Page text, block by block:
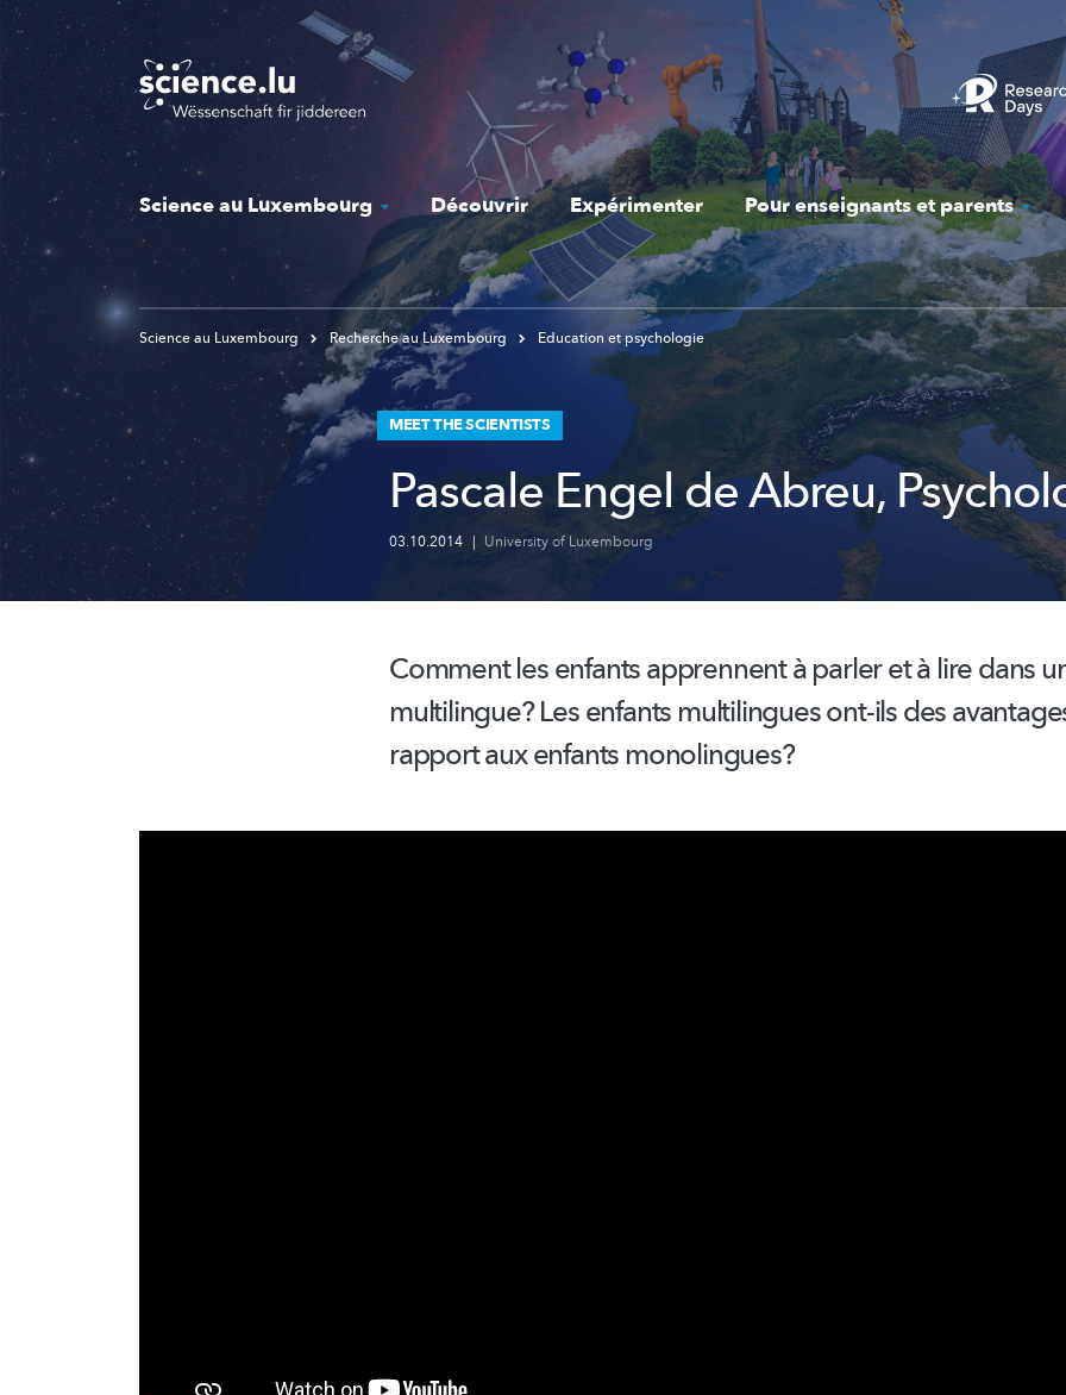
Skip
to
main
content
Science au Luxembourg Découvrir Expérimenter Pour enseignants et parents
Science au Luxembourg Recherche au Luxembourg Education et psychologie
MEET THE SCIENTISTS
Pascale Engel de Abreu,
03.10.2014 | University of Luxembourg
Comment les enfants apprennent à parler et à lire dans
multilingue? Les enfants multilingues ont-ils des
rapport aux enfants monolingues?